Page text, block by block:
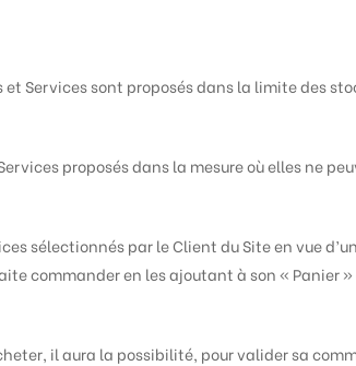
Services sont proposés dans la limite des
proposés dans la mesure où elles ne
sélectionnés par le Client du Site en vue
commander en les ajoutant à son « Panier
il aura la possibilité, pour valider sa